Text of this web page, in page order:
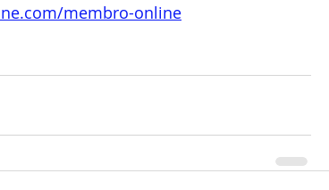
membro-online